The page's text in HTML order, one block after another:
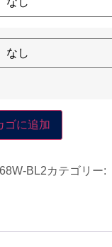
ゴに追加
BL2カテゴリー: